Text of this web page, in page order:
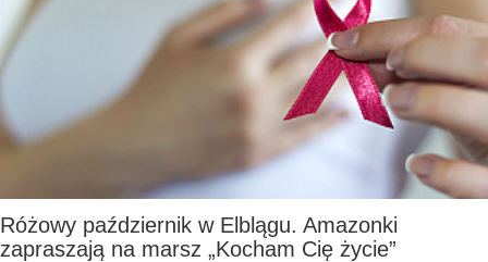
Różowy październik w Elblągu. Amazonki
zapraszają na marsz „Kocham Cię życie”